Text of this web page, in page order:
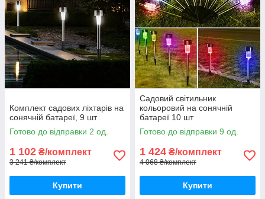
Комплект садових ліхтарів на
сонячній батареї, 9 шт
Готово до відправки 2 од.
1 102 ₴/комплект
3 241 ₴/комплект
Купити
Садовий світильник
кольоровий на сонячній
батареї 10 шт
Готово до відправки 9 од.
1 424 ₴/комплект
4 068 ₴/комплект
Купити